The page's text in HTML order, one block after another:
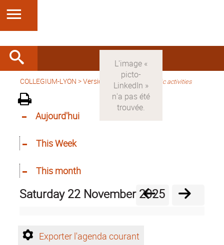
COLLEGIUM-LYON >Version anglaise > Scientific activities
Aujourd'hui
This Week
This month
Saturday 22 November 2025
Exporter l'agenda courant